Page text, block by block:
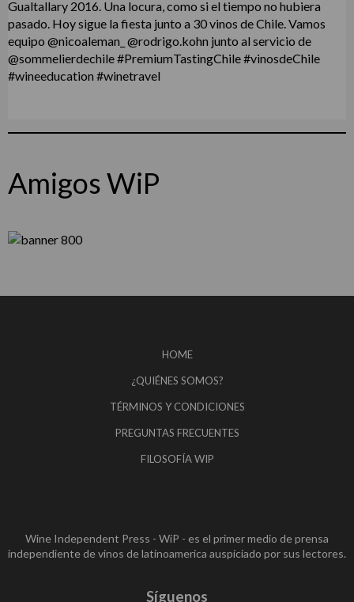
Amigos WiP
HOME
¿QUIÉNES SOMOS?
TÉRMINOS Y CONDICIONES
PREGUNTAS FRECUENTES
FILOSOFÍA WIP
Wine Independent Press - WiP - es el primer medio de prensa
independiente de vinos de latinoamerica auspiciado por sus lectores.
Síguenos